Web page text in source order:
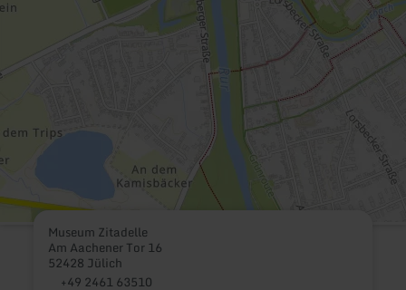
Museum Zitadelle
Am Aachener Tor 16
52428 Jülich
+49 2461 63510